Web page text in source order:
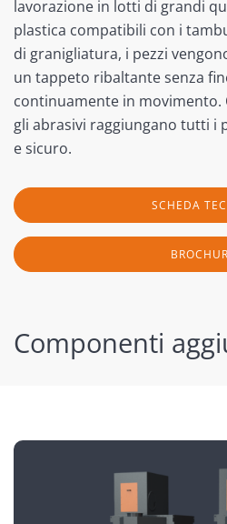
lavorazione in lotti di grandi
plastica compatibili con i
di granigliatura, i pezzi
un tappeto ribaltante senza
continuamente in movimento.
gli abrasivi raggiungano tutti i
e sicuro.
SCHEDA
Componenti